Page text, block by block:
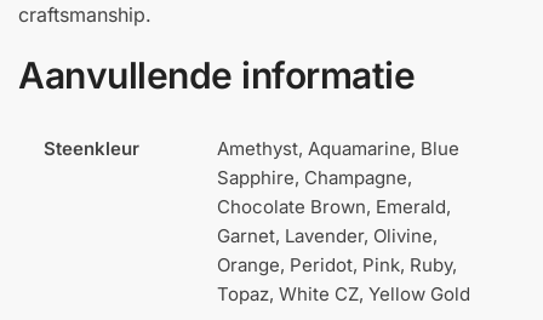
craftsmanship.
Aanvullende informatie
Steenkleur
Amethyst, Aquamarine, Blue
Sapphire, Champagne,
Chocolate Brown, Emerald,
Garnet, Lavender, Olivine,
Orange, Peridot, Pink, Ruby,
Topaz, White CZ, Yellow Gold